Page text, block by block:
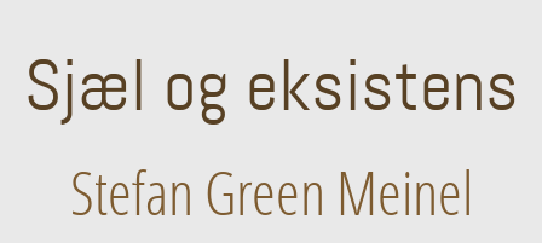
Sjæl og eksistens
Stefan Green Meinel